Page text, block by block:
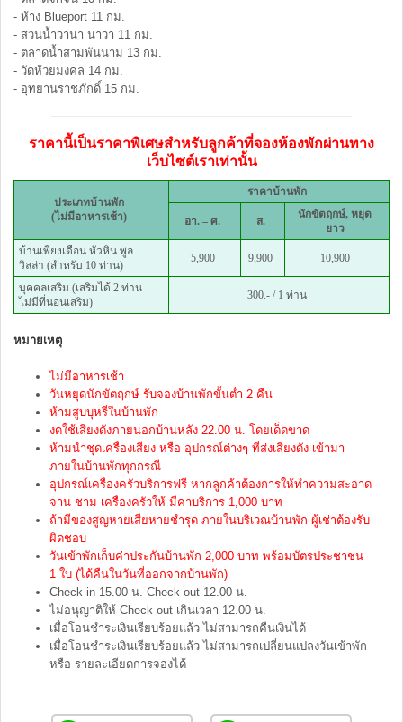
- ห้าง Blueport 11 กม.
- สวนน้ำวานา นาวา 11 กม.
- ตลาดน้ำสามพันนาม 13 กม.
- วัดห้วยมงคล 14 กม.
- อุทยานราชภักดิ์ 15 กม.
ราคานี้เป็นราคาพิเศษสำหรับลูกค้าที่จองห้องพักผ่านทาง
เว็บไซต์เราเท่านั้น
ประเภทบ้านพัก
(ไม่มีอาหารเช้า)
ราคาบ้านพัก
อา. – ศ. ส.
นักขัตฤกษ์, หยุด
ยาว
บ้านเพียงเดือน หัวหิน พูล
วิลล่า (สำหรับ 10 ท่าน)
5,900 9,900 10,900
บุคคลเสริม (เสริมได้ 2 ท่าน
ไม่มีที่นอนเสริม)
300.- / 1 ท่าน
หมายเหตุ
ไม่มีอาหารเช้า
วันหยุดนักขัตฤกษ์ รับจองบ้านพักขั้นต่ำ 2 คืน
ห้ามสูบบุหรี่ในบ้านพัก
งดใช้เสียงดังภายนอกบ้านหลัง 22.00 น. โดยเด็ดขาด
ห้ามนำชุดเครื่องเสียง หรือ อุปกรณ์ต่างๆ ที่ส่งเสียงดัง เข้ามา
ภายในบ้านพักทุกกรณี
อุปกรณ์เครื่องครัวบริการฟรี หากลูกค้าต้องการให้ทำความสะอาด
จาน ชาม เครื่องครัวให้ มีค่าบริการ 1,000 บาท
ถ้ามีของสูญหายเสียหายชำรุด ภายในบริเวณบ้านพัก ผู้เช่าต้องรับ
ผิดชอบ
วันเข้าพักเก็บค่าประกันบ้านพัก 2,000 บาท พร้อมบัตรประชาชน
1 ใบ (ได้คืนในวันที่ออกจากบ้านพัก)
Check in 15.00 น. Check out 12.00 น.
ไม่อนุญาติให้ Check out เกินเวลา 12.00 น.
เมื่อโอนชำระเงินเรียบร้อยแล้ว ไม่สามารถคืนเงินได้
เมื่อโอนชำระเงินเรียบร้อยแล้ว ไม่สามารถเปลี่ยนแปลงวันเข้าพัก
หรือ รายละเอียดการจองได้